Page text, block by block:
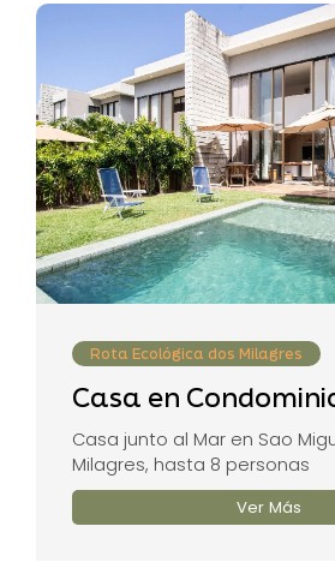
Rota Ecológica dos Milagres
Casa en
Casa junto al Mar en Sao
Milagres, hasta 8 personas
Ver Más